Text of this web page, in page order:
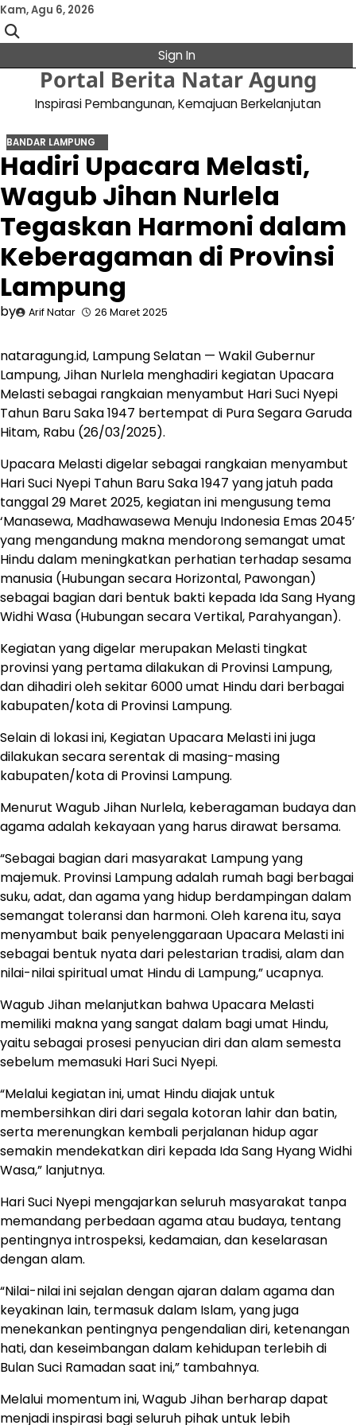
Skip
to
content
Kam, Agu 6, 2026
Sign In
Portal Berita Natar Agung
Inspirasi Pembangunan, Kemajuan Berkelanjutan
BANDAR LAMPUNG
Hadiri Upacara Melasti,
Wagub Jihan Nurlela
Tegaskan Harmoni dalam
Keberagaman di Provinsi
Lampung
by Arif Natar 26 Maret 2025
nataragung.id, Lampung Selatan — Wakil Gubernur
Lampung, Jihan Nurlela menghadiri kegiatan Upacara
Melasti sebagai rangkaian menyambut Hari Suci Nyepi
Tahun Baru Saka 1947 bertempat di Pura Segara Garuda
Hitam, Rabu (26/03/2025).
Upacara Melasti digelar sebagai rangkaian menyambut
Hari Suci Nyepi Tahun Baru Saka 1947 yang jatuh pada
tanggal 29 Maret 2025, kegiatan ini mengusung tema
‘Manasewa, Madhawasewa Menuju Indonesia Emas 2045’
yang mengandung makna mendorong semangat umat
Hindu dalam meningkatkan perhatian terhadap sesama
manusia (Hubungan secara Horizontal, Pawongan)
sebagai bagian dari bentuk bakti kepada Ida Sang Hyang
Widhi Wasa (Hubungan secara Vertikal, Parahyangan).
Kegiatan yang digelar merupakan Melasti tingkat
provinsi yang pertama dilakukan di Provinsi Lampung,
dan dihadiri oleh sekitar 6000 umat Hindu dari berbagai
kabupaten/kota di Provinsi Lampung.
Selain di lokasi ini, Kegiatan Upacara Melasti ini juga
dilakukan secara serentak di masing-masing
kabupaten/kota di Provinsi Lampung.
Menurut Wagub Jihan Nurlela, keberagaman budaya dan
agama adalah kekayaan yang harus dirawat bersama.
“Sebagai bagian dari masyarakat Lampung yang
majemuk. Provinsi Lampung adalah rumah bagi berbagai
suku, adat, dan agama yang hidup berdampingan dalam
semangat toleransi dan harmoni. Oleh karena itu, saya
menyambut baik penyelenggaraan Upacara Melasti ini
sebagai bentuk nyata dari pelestarian tradisi, alam dan
nilai-nilai spiritual umat Hindu di Lampung,” ucapnya.
Wagub Jihan melanjutkan bahwa Upacara Melasti
memiliki makna yang sangat dalam bagi umat Hindu,
yaitu sebagai prosesi penyucian diri dan alam semesta
sebelum memasuki Hari Suci Nyepi.
“Melalui kegiatan ini, umat Hindu diajak untuk
membersihkan diri dari segala kotoran lahir dan batin,
serta merenungkan kembali perjalanan hidup agar
semakin mendekatkan diri kepada Ida Sang Hyang Widhi
Wasa,” lanjutnya.
Hari Suci Nyepi mengajarkan seluruh masyarakat tanpa
memandang perbedaan agama atau budaya, tentang
pentingnya introspeksi, kedamaian, dan keselarasan
dengan alam.
“Nilai-nilai ini sejalan dengan ajaran dalam agama dan
keyakinan lain, termasuk dalam Islam, yang juga
menekankan pentingnya pengendalian diri, ketenangan
hati, dan keseimbangan dalam kehidupan terlebih di
Bulan Suci Ramadan saat ini,” tambahnya.
Melalui momentum ini, Wagub Jihan berharap dapat
menjadi inspirasi bagi seluruh pihak untuk lebih